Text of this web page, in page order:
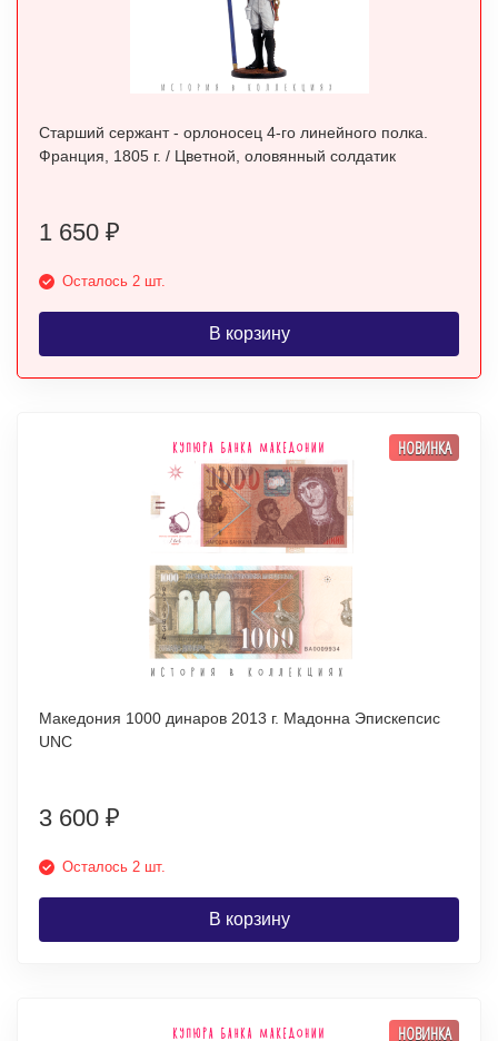
Старший сержант - орлоносец 4-го линейного полка.
Франция, 1805 г. / Цветной, оловянный солдатик
1 650 ₽
Осталось 2 шт.
В корзину
НОВИНКА
Македония 1000 динаров 2013 г. Мадонна Эпискепсис
UNC
3 600 ₽
Осталось 2 шт.
В корзину
НОВИНКА